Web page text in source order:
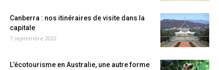
Canberra : nos itinéraires de visite dans la
capitale
7 septembre 2022
L’écotourisme en Australie, une autre forme